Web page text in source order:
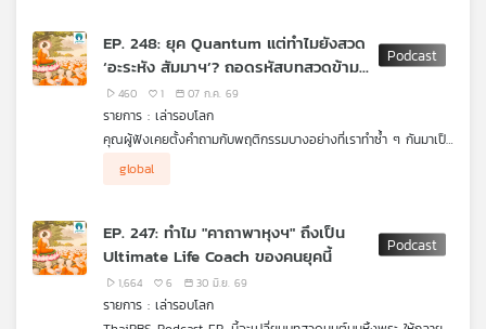
แผนที่
ใน เล่ารอบโลก Special: อาสาฬหบูชา วันพลิกแกนจิตวิญญาณโลก
วัน ท่ามกลางวิกฤตที่มหาอำนาจใช้ภาษาของอาวุธและเม็ดเงินหักล้าง
กัน เครื่องมือทางยุทธศาสตร์ที่จะช่วยให้มนุษย์ตัวเล็ก ๆ อย่างเรา
รอดชีวิตและรักษาความเป็นมนุษย์ไว้ได้ กลับไม่ใช่ปืนหรือรถถัง... แต่
คือ "เมตตาภาวนา" ในพุทธศาสนา
.
เล่ารอบโลก EP. นี้จะพาคุณดิ่งลึกไปถอดรหัสภาษาบาลี ส่องห้อง
แล็บประสาทวิทยาศาสตร์ (Neuroscience) เพื่อพิสูจน์ว่า "สัพเพ สัต
EP. 248: ยุค Quantum แต่ทำไมยังสวด
‘อะระหัง สัมมาฯ’? ถอดรหัสบทสวดข้าม
ศตวรรษ
460 1 07 ก.ค. 69
รายการ : เล่ารอบโลก
คุณผู้ฟังเคยตั้งคำถามกับพฤติกรรมบางอย่างที่เราทำซ้ำ ๆ กันมาเป็น
ใช้ชีวิตอยู่บนความเร็วระดับมิลลิวินาที โลกที่ขับเคลื่อนด้วยเทคโนโลยี
ต่างๆ ภาพที่เรายังคงเห็นจนชินตาคือ ผู้คนจำนวนมาก ไม่ว่าจะวัย
เกษียณ วัยทำงาน หรือแม้แต่คนรุ่นใหม่ นั่งคุกเข่า ประนมมือหน้า
พระพุทธรูป แล้วเปล่งเสียงออกมาพร้อมกันในบทสวดมนต์
นั่นคือบทที่เรารู้จักกันในชื่อ “บทบูชาพระรัตนตรัย หรือบทนมัสการ
global
EP. 247: ทำไม "คาถาพาหุงฯ" ถึงเป็น
Ultimate Life Coach ของคนยุคนี้
1,664 6 30 มิ.ย. 69
รายการ : เล่ารอบโลก